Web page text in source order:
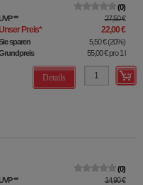
0
** 27,50 €
Preis* 22,00 €
sparen 5,50 €(20%)
55,00 €pro 1 l
Details
0
** 14,90 €